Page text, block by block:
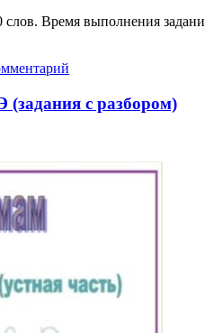
Время выполнения
с разбором)